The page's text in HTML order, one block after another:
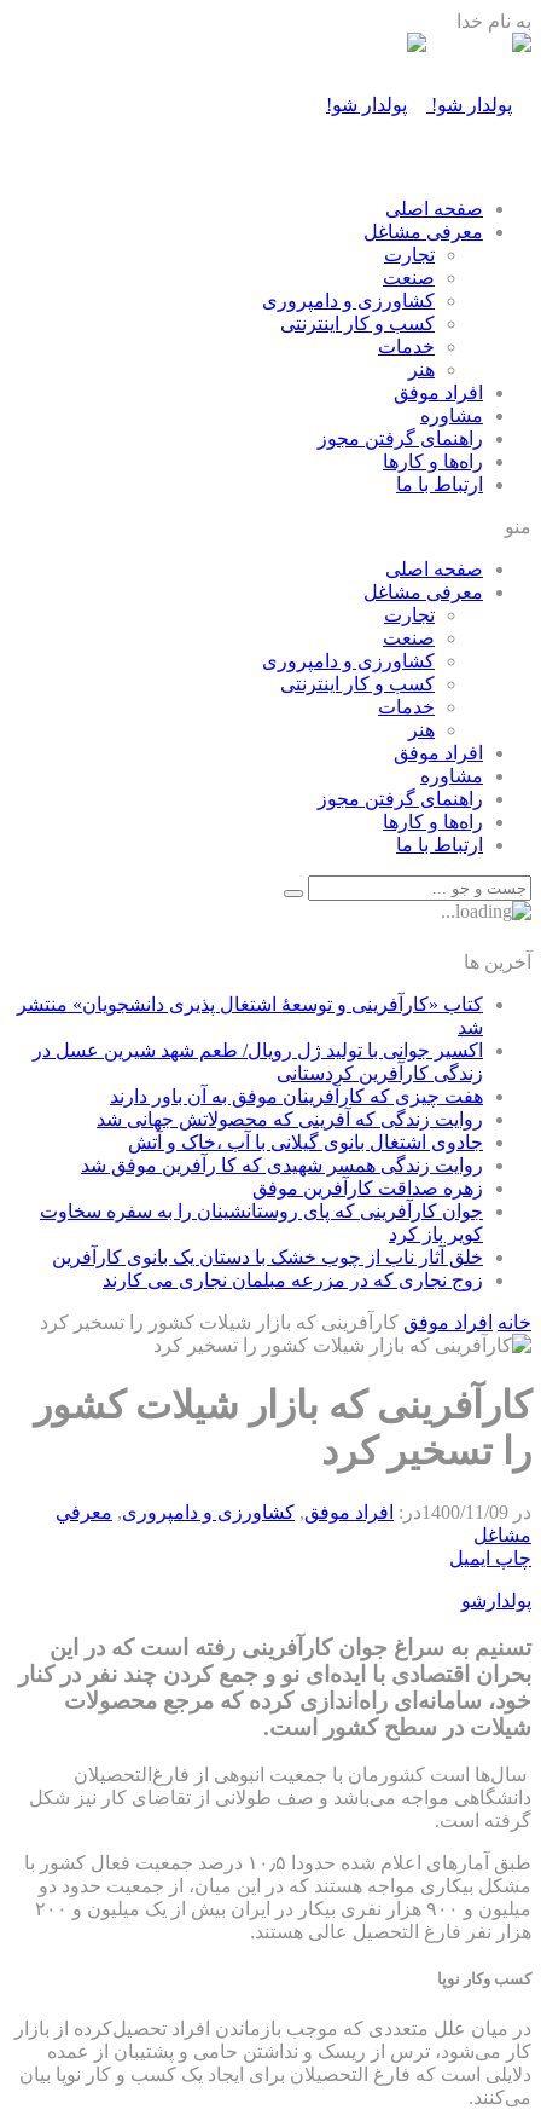
به نام خدا
صفحه اصلی
معرفی مشاغل
تجارت
صنعت
كشاورزی و دامپروری
كسب و كار اينترنتی
خدمات
هنر
افراد موفق
مشاوره
راهنمای گرفتن مجوز
راه‌ها و كارها
ارتباط با ما
منو
صفحه اصلی
معرفی مشاغل
تجارت
صنعت
كشاورزی و دامپروری
كسب و كار اينترنتی
خدمات
هنر
افراد موفق
مشاوره
راهنمای گرفتن مجوز
راه‌ها و كارها
ارتباط با ما
آخرین ها
کتاب «کارآفرینی و توسعۀ اشتغال پذیری دانشجویان» منتشر
شد
اکسیر جوانی با تولید ژل رویال/ طعم شهد شیرین عسل‌ در
زندگی کارآفرین کردستانی
هفت چیزی که کارآفرینان موفق به آن باور دارند
روایت زندگی که آفرینی که محصولاتش جهانی شد
جادوی اشتغال بانوی گیلانی با آب ،خاک و آتش
روایت زندگی همسر شهیدی که کا رآفرین موفق شد
زهره صداقت کارآفرین موفق
جوان کارآفرینی که پای روستانشینان را به سفره سخاوت
کویر باز کرد
خلق آثار ناب از چوب خشک با دستان یک بانوی کارآفرین
زوج نجاری که در مزرعه مبلمان نجاری می کارند
خانه افراد موفق کارآفرینی که ‌بازار شیلات کشور را تسخیر کرد
کارآفرینی که ‌بازار شیلات کشور
را تسخیر کرد
در 1400/11/09در: افراد موفق, كشاورزی و دامپروری, معرفي
مشاغل
چاپ ایمیل
پولدارشو
تسنیم به سراغ جوان کارآفرینی رفته است که در این
بحران اقتصادی با ایده‌ای نو و جمع کردن چند نفر در کنار
خود، سامانه‌ای راه‌اندازی کرده که مرجع محصولات
شیلات در سطح کشور است.
سال‌ها است کشورمان با جمعیت انبوهی از فارغ‌التحصیلان
دانشگاهی مواجه می‌باشد و صف طولانی از تقاضای کار نیز شکل
گرفته است.
طبق آمار‌های اعلام شده حدودا ۱۰٫۵ درصد جمعیت فعال کشور با
مشکل بیکاری مواجه هستند که در این میان، از جمعیت حدود دو
میلیون و ۹۰۰ هزار نفری بیکار در ایران بیش از یک میلیون و ۲۰۰
هزار نفر فارغ التحصیل عالی هستند.
کسب و‌کار نوپا
در میان علل متعددی که موجب بازماندن افراد تحصیل‌کرده از بازار
کار می‌شود، ترس از ریسک و نداشتن حامی و پشتیبان از عمده
دلایلی است که فارغ التحصیلان برای ایجاد یک کسب و کار نوپا بیان
می‌کنند.